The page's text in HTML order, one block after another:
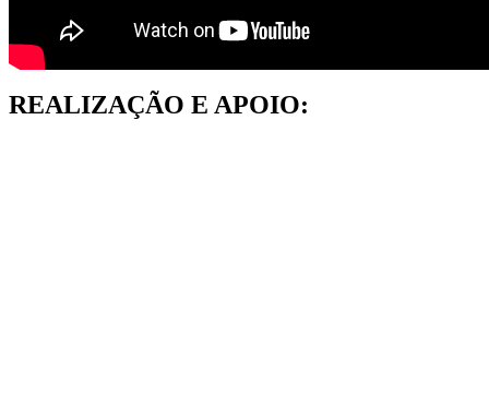
REALIZAÇÃO E APOIO: